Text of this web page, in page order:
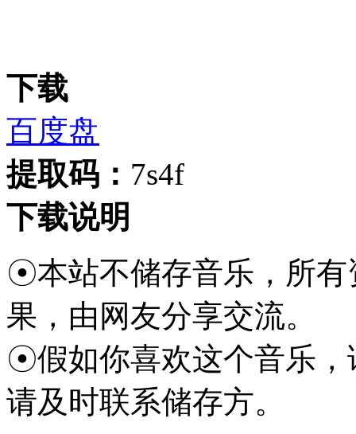
下载
百度盘
提取码： 7s4f
下载说明
☉本站不储存音乐，所有
果，由网友分享交流。
☉假如你喜欢这个音乐，
请及时联系储存方。